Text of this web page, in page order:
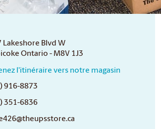
Lakeshore Blvd W
Ontario - M8V 1J3
l'itinéraire vers notre magasin
916-8873
351-6836